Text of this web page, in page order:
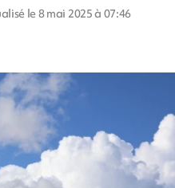
le 8 mai 2025 à 07:46